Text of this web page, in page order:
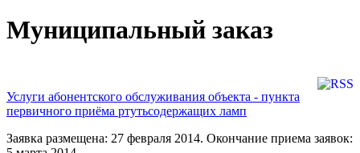
Муниципальный заказ
Услуги абонентского обслуживания объекта - пункта
первичного приёма ртутьсодержащих ламп
Заявка размещена: 27 февраля 2014. Окончание приема заявок: